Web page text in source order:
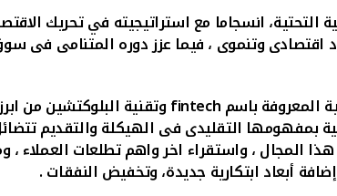
انسجاما مع استراتيجيته في تحريك
وتنموى ، فيما عزز دوره المتنامى فى
المعروفة باسم
وتقنية البلوكتشين من
بمفهومها التقليدى فى الهيكلة والتقديم
المجال ، واستقراء اخر واهم تطلعات العملاء ،
أبعاد ابتكارية جديدة، وتخفيض النفقات .